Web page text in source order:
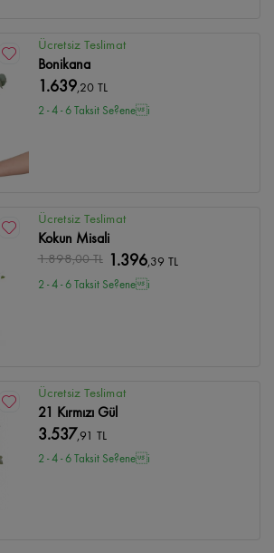
Ücretsiz Teslimat
Bonikana
1.639,20 TL
2 - 4 - 6 Taksit Se?enei
Ücretsiz Teslimat
Kokun Misali
1.898,00 TL 1.396,39 TL
2 - 4 - 6 Taksit Se?enei
Ücretsiz Teslimat
21 Kırmızı Gül
3.537,91 TL
2 - 4 - 6 Taksit Se?enei